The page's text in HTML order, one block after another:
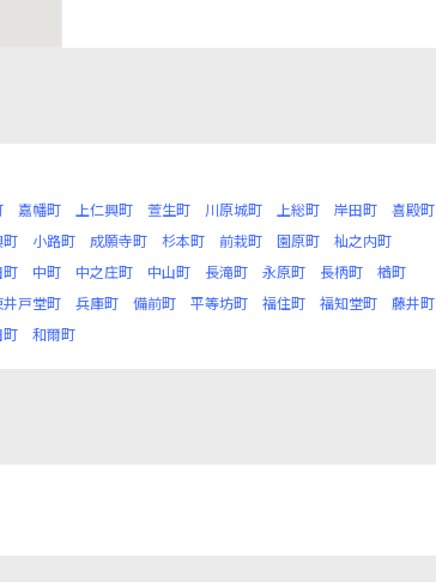
嘉幡町 上仁興町 萱生町 川原城町 上総町 岸田町
喜殿町
町 小路町 成願寺町 杉本町 前栽町 園原町
杣之内町
町 中町 中之庄町 中山町 長滝町 永原町 長柄町
楢町
井戸堂町 兵庫町 備前町 平等坊町 福住町 福知堂町
藤井町
町 和爾町